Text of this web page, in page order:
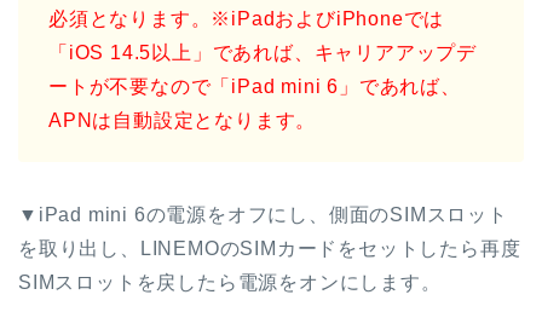
必須となります。 ※iPadおよびiPhoneでは
「iOS 14.5以上」であれば、キャリアアップデ
ートが不要なので「iPad mini 6」であれば、
APNは自動設定となります。
▼iPad mini 6の電源をオフにし、側面のSIMスロット
を取り出し、LINEMOのSIMカードをセットしたら再度
SIMスロットを戻したら電源をオンにします。